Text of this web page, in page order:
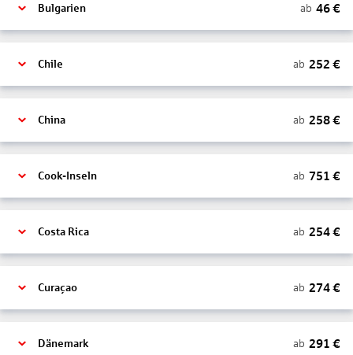
Bulgarien ab 46€
Chile ab 252 €
China ab 258€
Cook-Inseln ab 751 €
Costa Rica ab 254€
Curaçao ab 274€
Dänemark ab 291 €